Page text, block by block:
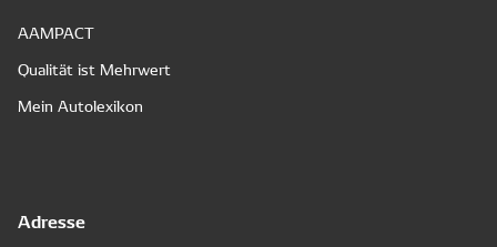
AAMPACT
Qualität ist Mehrwert
Mein Autolexikon
Adresse